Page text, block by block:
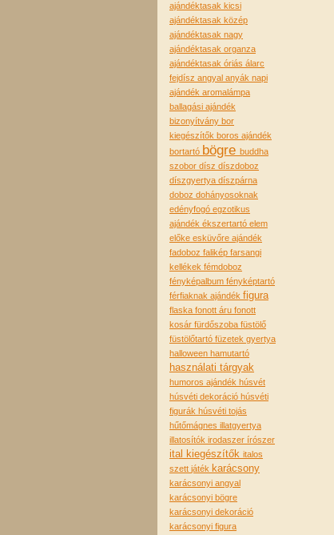
ajándéktasak kicsi
ajándéktasak közép
ajándéktasak nagy
ajándéktasak organza
ajándéktasak óriás álarc
fejdísz angyal anyák napi
ajándék aromalámpa
ballagási ajándék
bizonyítvány bor
kiegészítők boros ajándék
bortartó bögre buddha
szobor dísz díszdoboz
díszgyertya díszpárna
doboz dohányosoknak
edényfogó egzotikus
ajándék ékszertartó elem
előke esküvőre ajándék
fadoboz falikép farsangi
kellékek fémdoboz
fényképalbum fényképtartó
férfiaknak ajándék figura
flaska fonott áru fonott
kosár fürdőszoba füstölő
füstölőtartó füzetek gyertya
halloween hamutartó
használati tárgyak
humoros ajándék húsvét
húsvéti dekoráció húsvéti
figurák húsvéti tojás
hűtőmágnes illatgyertya
illatosítók irodaszer írószer
ital kiegészítők italos
szett játék karácsony
karácsonyi angyal
karácsonyi bögre
karácsonyi dekoráció
karácsonyi figura